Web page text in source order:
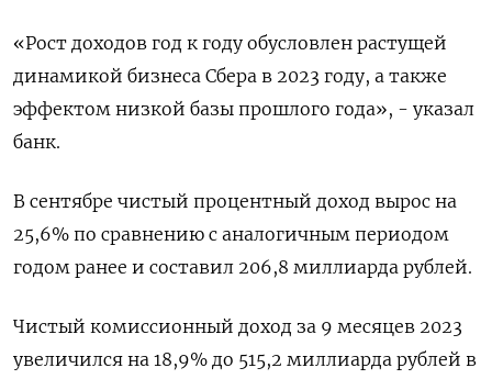
«Рост доходов год к году обусловлен растущей
динамикой бизнеса Сбера в 2023 году, а также
эффектом низкой базы прошлого года», - указал
банк.
В сентябре чистый процентный доход вырос на
25,6% по сравнению с аналогичным периодом
годом ранее и составил 206,8 миллиарда рублей.
Чистый комиссионный доход за 9 месяцев 2023
увеличился на 18,9% до 515,2 миллиарда рублей в